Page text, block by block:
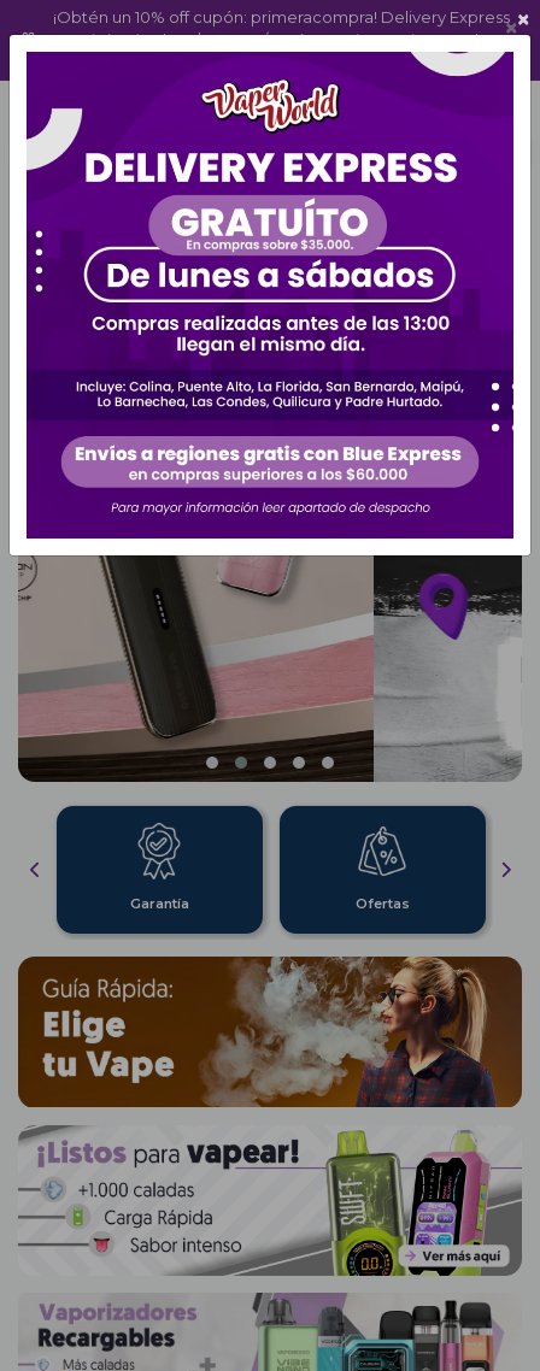
¡Obtén un 10% off cupón: primeracompra! Delivery Express
gratis (RM) sobre $35.000 / Envíos gratis a regiones sobre ×
Delivery Express ¡Compra y recibe hoy!En compras sobre $35.000
Garantía Ofertas
×